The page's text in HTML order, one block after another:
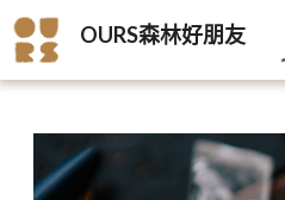
OURS森林好朋友